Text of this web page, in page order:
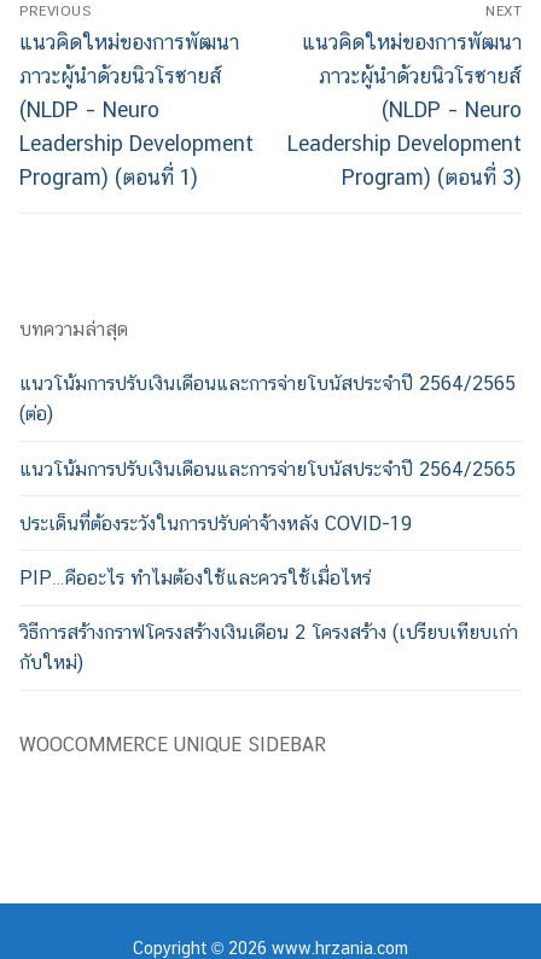
PREVIOUS
แนวคิดใหม่ของการพัฒนา
ภาวะผู้นำด้วยนิวโรซายส์
(NLDP – Neuro
Leadership Development
Program) (ตอนที่ 1)
NEXT
แนวคิดใหม่ของการพัฒนา
ภาวะผู้นำด้วยนิวโรซายส์
(NLDP – Neuro
Leadership Development
Program) (ตอนที่ 3)
บทความล่าสุด
แนวโน้มการปรับเงินเดือนและการจ่ายโบนัสประจำปี 2564/2565
(ต่อ)
แนวโน้มการปรับเงินเดือนและการจ่ายโบนัสประจำปี 2564/2565
ประเด็นที่ต้องระวังในการปรับค่าจ้างหลัง COVID-19
PIP…คืออะไร ทำไมต้องใช้และควรใช้เมื่อไหร่
วิธีการสร้างกราฟโครงสร้างเงินเดือน 2 โครงสร้าง (เปรียบเทียบเก่า
กับใหม่)
WOOCOMMERCE UNIQUE SIDEBAR
Copyright © 2026 www.hrzania.com